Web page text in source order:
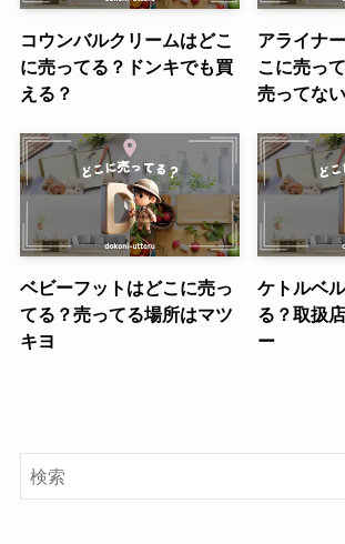
コウンバルクリームはどこ
に売ってる？ドンキでも買
える？
アライナ
こに売っ
売ってな
ベビーフットはどこに売っ
てる？売ってる場所はマツ
キヨ
ケトルベ
る？取扱
ー